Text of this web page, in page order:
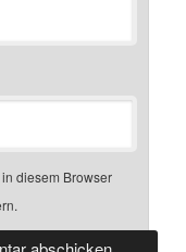
diesem Browser